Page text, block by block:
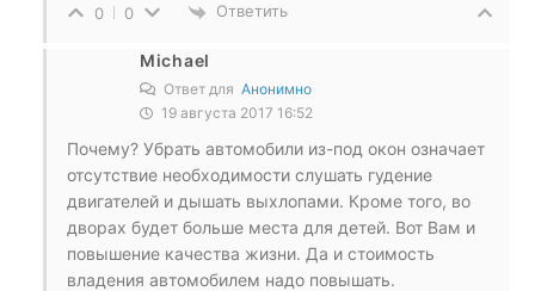
0 0 Ответить
Michael
Ответ для Анонимно
19 августа 2017 16:52
Почему? Убрать автомобили из-под окон означает
отсутствие необходимости слушать гудение
двигателей и дышать выхлопами. Кроме того, во
дворах будет больше места для детей. Вот Вам и
повышение качества жизни. Да и стоимость
владения автомобилем надо повышать.